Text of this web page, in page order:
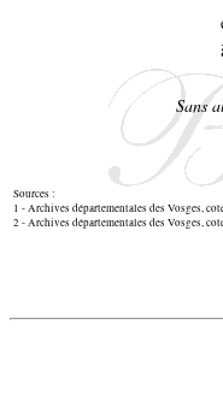
Sans
Sources :
1 - Archives départementales des Vosges,
2 - Archives départementales des Vosges,